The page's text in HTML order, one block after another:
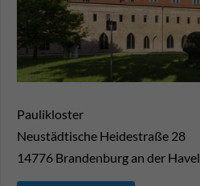
Paulikloster
Neustädtische Heidestraße 28
14776 Brandenburg an der Havel